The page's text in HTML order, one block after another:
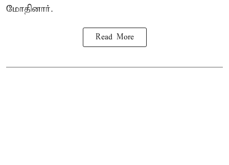
மோதினார்.
Read More